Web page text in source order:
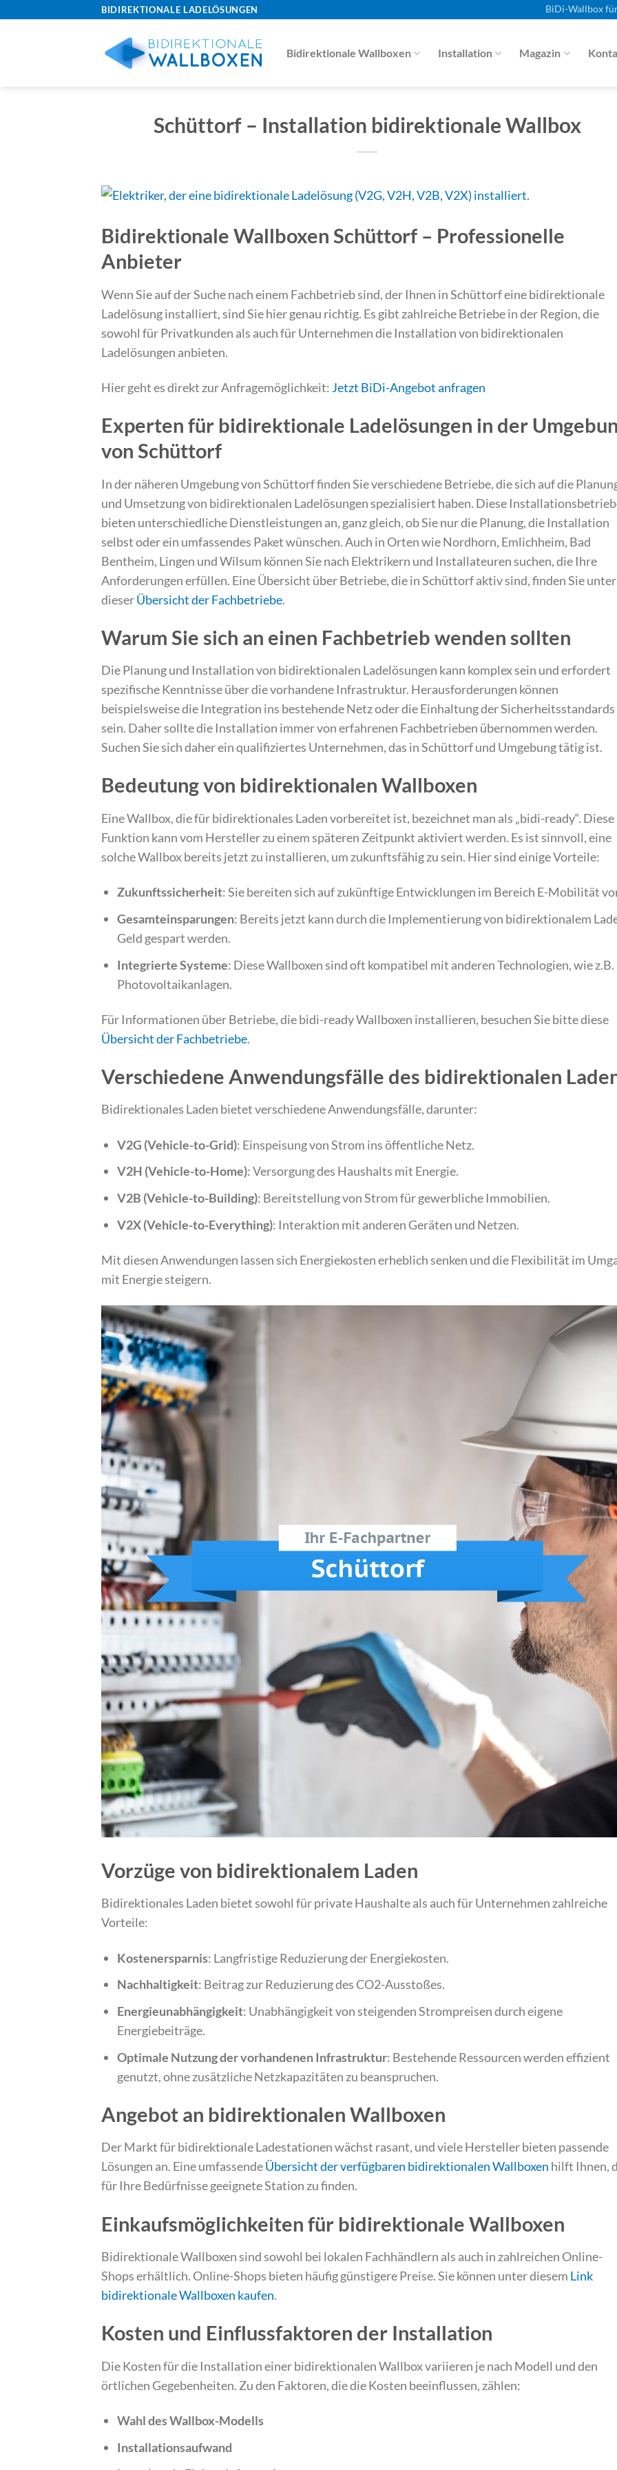
BIDIREKTIONALE LADELÖSUNGEN BiDi-Wallbox
Bidirektionale Wallboxen Installation Magazin
Schüttorf – Installation bidirektionale Wallbox
Bidirektionale Wallboxen Schüttorf – Professionelle
Anbieter
Wenn Sie auf der Suche nach einem Fachbetrieb sind, der Ihnen in Schüttorf eine bidirektionale
Ladelösung installiert, sind Sie hier genau richtig. Es gibt zahlreiche Betriebe in der Region, die
sowohl für Privatkunden als auch für Unternehmen die Installation von bidirektionalen
Ladelösungen anbieten.
Hier geht es direkt zur Anfragemöglichkeit: Jetzt BiDi-Angebot anfragen
Experten für bidirektionale Ladelösungen in der
von Schüttorf
In der näheren Umgebung von Schüttorf finden Sie verschiedene Betriebe, die sich auf die
und Umsetzung von bidirektionalen Ladelösungen spezialisiert haben. Diese
bieten unterschiedliche Dienstleistungen an, ganz gleich, ob Sie nur die Planung, die Installation
selbst oder ein umfassendes Paket wünschen. Auch in Orten wie Nordhorn, Emlichheim, Bad
Bentheim, Lingen und Wilsum können Sie nach Elektrikern und Installateuren suchen, die Ihre
Anforderungen erfüllen. Eine Übersicht über Betriebe, die in Schüttorf aktiv sind, finden Sie unter
dieserÜbersicht der Fachbetriebe.
Warum Sie sich an einen Fachbetrieb wenden sollten
Die Planung und Installation von bidirektionalen Ladelösungen kann komplex sein und erfordert
spezifische Kenntnisse über die vorhandene Infrastruktur. Herausforderungen können
beispielsweise die Integration ins bestehende Netz oder die Einhaltung der Sicherheitsstandards
sein. Daher sollte die Installation immer von erfahrenen Fachbetrieben übernommen werden.
Suchen Sie sich daher ein qualifiziertes Unternehmen, das in Schüttorf und Umgebung tätig ist.
Bedeutung von bidirektionalen Wallboxen
Eine Wallbox, die für bidirektionales Laden vorbereitet ist, bezeichnet man als „bidi-ready“. Diese
Funktion kann vom Hersteller zu einem späteren Zeitpunkt aktiviert werden. Es ist sinnvoll, eine
solche Wallbox bereits jetzt zu installieren, um zukunftsfähig zu sein. Hier sind einige Vorteile:
Zukunftssicherheit: Sie bereiten sich auf zukünftige Entwicklungen im Bereich E-Mobilität
Gesamteinsparungen: Bereits jetzt kann durch die Implementierung von bidirektionalem
Geld gespart werden.
Integrierte Systeme: Diese Wallboxen sind oft kompatibel mit anderen Technologien, wie z.B.
Photovoltaikanlagen.
Für Informationen über Betriebe, die bidi-ready Wallboxen installieren, besuchen Sie bitte diese
Übersicht der Fachbetriebe.
Verschiedene Anwendungsfälle des bidirektionalen
Bidirektionales Laden bietet verschiedene Anwendungsfälle, darunter:
V2G (Vehicle-to-Grid): Einspeisung von Strom ins öffentliche Netz.
V2H (Vehicle-to-Home): Versorgung des Haushalts mit Energie.
V2B (Vehicle-to-Building): Bereitstellung von Strom für gewerbliche Immobilien.
V2X (Vehicle-to-Everything): Interaktion mit anderen Geräten und Netzen.
Mit diesen Anwendungen lassen sich Energiekosten erheblich senken und die Flexibilität im
mit Energie steigern.
Vorzüge von bidirektionalem Laden
Bidirektionales Laden bietet sowohl für private Haushalte als auch für Unternehmen zahlreiche
Vorteile:
Kostenersparnis: Langfristige Reduzierung der Energiekosten.
Nachhaltigkeit: Beitrag zur Reduzierung des CO2-Ausstoßes.
Energieunabhängigkeit: Unabhängigkeit von steigenden Strompreisen durch eigene
Energiebeiträge.
Optimale Nutzung der vorhandenen Infrastruktur: Bestehende Ressourcen werden effizient
genutzt, ohne zusätzliche Netzkapazitäten zu beanspruchen.
Angebot an bidirektionalen Wallboxen
Der Markt für bidirektionale Ladestationen wächst rasant, und viele Hersteller bieten passende
Lösungen an. Eine umfassendeÜbersicht der verfügbaren bidirektionalen Wallboxen hilft Ihnen,
für Ihre Bedürfnisse geeignete Station zu finden.
Einkaufsmöglichkeiten für bidirektionale Wallboxen
Bidirektionale Wallboxen sind sowohl bei lokalen Fachhändlern als auch in zahlreichen Online-
Shops erhältlich. Online-Shops bieten häufig günstigere Preise. Sie können unter diesem Link
bidirektionale Wallboxen kaufen.
Kosten und Einflussfaktoren der Installation
Die Kosten für die Installation einer bidirektionalen Wallbox variieren je nach Modell und den
örtlichen Gegebenheiten. Zu den Faktoren, die die Kosten beeinflussen, zählen:
Wahl des Wallbox-Modells
Installationsaufwand